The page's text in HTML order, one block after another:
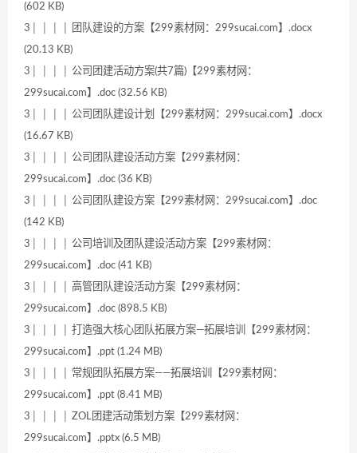
(602 KB)
3│ │ │ │ 团队建设的方案【299素材网：299sucai.com】.docx
(20.13 KB)
3│ │ │ │ 公司团建活动方案(共7篇)【299素材网：
299sucai.com】.doc (32.56 KB)
3│ │ │ │ 公司团队建设计划【299素材网：299sucai.com】.docx
(16.67 KB)
3│ │ │ │ 公司团队建设活动方案【299素材网：
299sucai.com】.doc (36 KB)
3│ │ │ │ 公司团队建设方案【299素材网：299sucai.com】.doc
(142 KB)
3│ │ │ │ 公司培训及团队建设活动方案【299素材网：
299sucai.com】.doc (41 KB)
3│ │ │ │ 高管团队建设活动方案【299素材网：
299sucai.com】.doc (898.5 KB)
3│ │ │ │ 打造强大核心团队拓展方案—拓展培训【299素材网：
299sucai.com】.ppt (1.24 MB)
3│ │ │ │ 常规团队拓展方案——拓展培训【299素材网：
299sucai.com】.ppt (8.41 MB)
3│ │ │ │ ZOL团建活动策划方案【299素材网：
299sucai.com】.pptx (6.5 MB)